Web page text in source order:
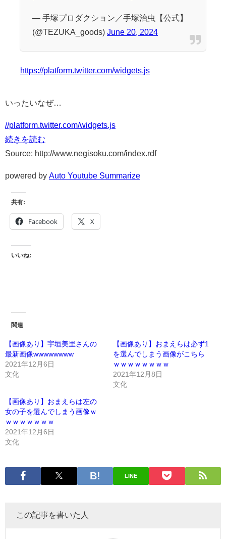
— 手塚プロダクション／手塚治虫【公式】
(@TEZUKA_goods) June 20, 2024
https://platform.twitter.com/widgets.js
いったいなぜ…
//platform.twitter.com/widgets.js
続きを読む
Source: http://www.negisoku.com/index.rdf
powered by Auto Youtube Summarize
共有:
Facebook X
いいね:
関連
【画像あり】宇垣美里さんの
最新画像wwwwwwww
2021年12月6日
文化
【画像あり】おまえらは必ず1
を選んでしまう画像がこちら
ｗｗｗｗｗｗｗｗ
2021年12月8日
文化
【画像あり】おまえらは左の
女の子を選んでしまう画像ｗ
ｗｗｗｗｗｗｗ
2021年12月6日
文化
LINE
この記事を書いた人